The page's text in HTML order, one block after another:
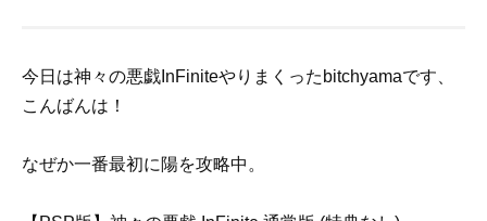
今日は神々の悪戯InFiniteやりまくったbitchyamaです、
こんばんは！
なぜか一番最初に陽を攻略中。